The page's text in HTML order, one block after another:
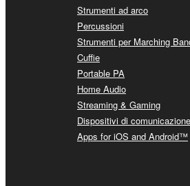
Strumenti ad arco
Percussioni
Strumenti per Marching
Cuffie
Portable PA
Home Audio
Streaming & Gaming
Dispositivi di comunicazione
Apps for iOS and Android™